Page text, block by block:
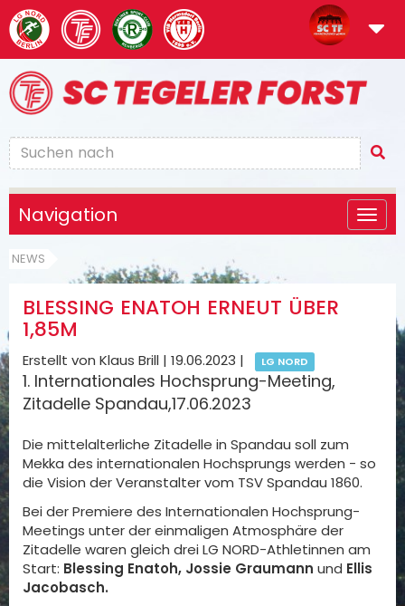
Navigation
NEWS
BLESSING ENATOH ERNEUT ÜBER
1,85M
Erstellt von Klaus Brill | 19.06.2023 | LG NORD
1. Internationales Hochsprung-Meeting,
Zitadelle Spandau,17.06.2023
Die mittelalterliche Zitadelle in Spandau soll zum
Mekka des internationalen Hochsprungs werden - so
die Vision der Veranstalter vom TSV Spandau 1860.
Bei der Premiere des Internationalen Hochsprung-
Meetings unter der einmaligen Atmosphäre der
Zitadelle waren gleich drei LG NORD-Athletinnen am
Start: Blessing Enatoh, Jossie Graumann und Ellis
Jacobasch.